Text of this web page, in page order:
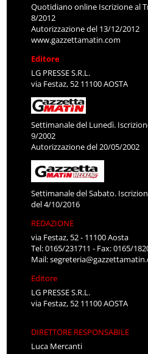
Quotidiano online Iscrizione al
8/2012
Autorizzazione del 13/12/2012
www.gazzettamatin.com
Editore
LG PRESSE S.R.L.
via Festaz, 52 11100 AOSTA
Settimanale del Lunedì.
9/2002
Autorizzazione del 20/05/2002
Settimanale del Sabato.
del 4/10/2016
REDAZIONE
via Festaz, 52 - 11100 Aosta
Tel: 0165/231711 - Fax: 0165/
Mail:
Editore
LG PRESSE S.R.L.
via Festaz, 52 11100 AOSTA
DIRETTORE RESPONSABILE
Luca Mercanti